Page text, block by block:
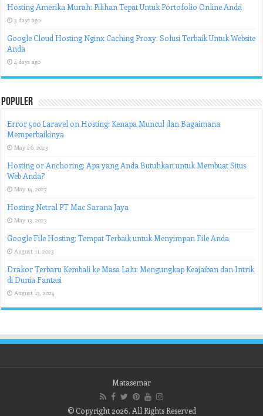
Hosting Amerika Murah: Pilihan Tepat Untuk Portofolio Online Anda
3 days ago
Google Cloud Hosting Nginx Caching Proxy: Solusi Terbaik Untuk Website
Anda
4 days ago
Populer
Error 500 Laravel on Hosting: Kenapa Muncul dan Bagaimana
Memperbaikinya
May 26, 2023
Hosting or Anchoring: Apa yang Anda Butuhkan untuk Membuat Situs
Web Anda?
May 14, 2023
Hosting Netral PT Mac Sarana Jaya
May 13, 2023
Google File Hosting: Tempat Terbaik untuk Menyimpan File Anda
August 11, 2023
Drakor Terbaru Kembali ke Masa Lalu: Mengungkap Keajaiban dan Intrik
di Dunia Fantasi
August 13, 2024
Matasemar
© Copyright 2026, All Rights Reserved